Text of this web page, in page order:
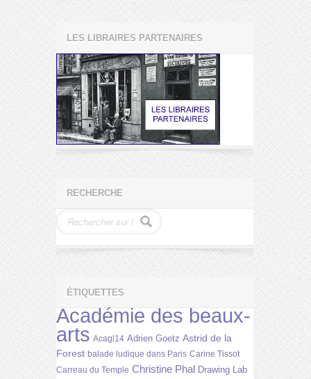
LES LIBRAIRES PARTENAIRES
RECHERCHE
ÉTIQUETTES
Académie des beaux-
arts Acagl14 Adrien Goetz Astrid de la
Forest balade ludique dans Paris Carine Tissot
Carreau du Temple Christine Phal Drawing Lab